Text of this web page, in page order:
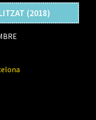
(2018)